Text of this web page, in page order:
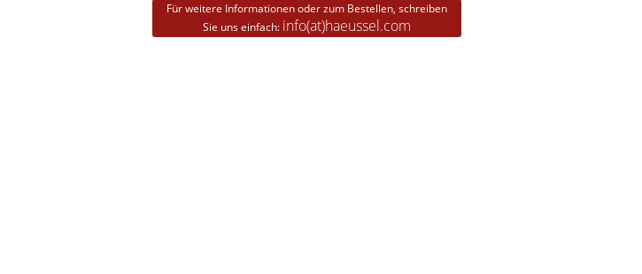
Für weitere Informationen oder zum Bestellen, schreiben
Sie uns einfach: info(at)haeussel.com